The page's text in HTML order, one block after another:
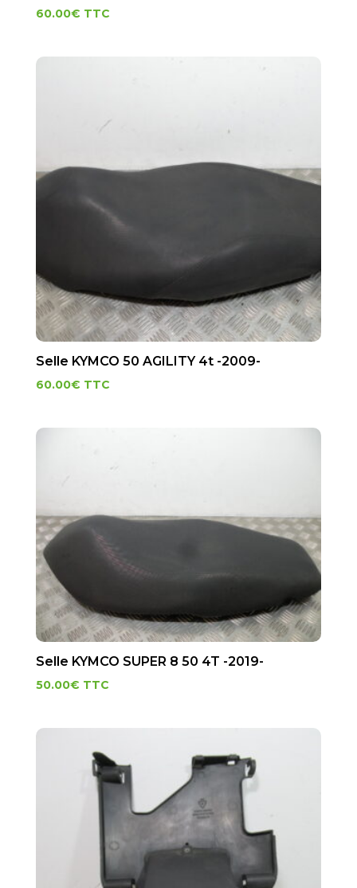
60.00€ TTC
Selle KYMCO 50 AGILITY 4t -2009-
60.00€ TTC
Selle KYMCO SUPER 8 50 4T -2019-
50.00€ TTC